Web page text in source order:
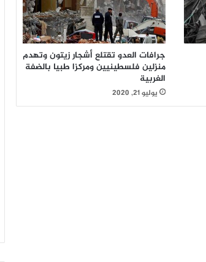
جرافات العدو تقتلع أشجار زيتون وتهدم
منزلين فلسطينيين ومركزا طبيا بالضفة
الغربية
يوليو 21, 2020